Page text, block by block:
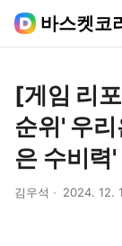
바스켓코
[게임 리
순위' 우
은 수비력'
김우석 2024. 12.